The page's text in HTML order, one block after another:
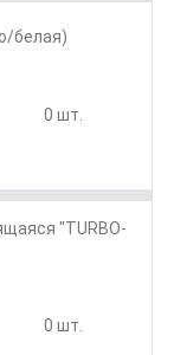
белая)
0 шт.
"TURBO-
0 шт.